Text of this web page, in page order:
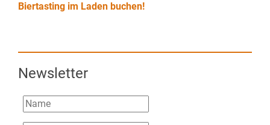
Biertasting im Laden buchen!
Newsletter